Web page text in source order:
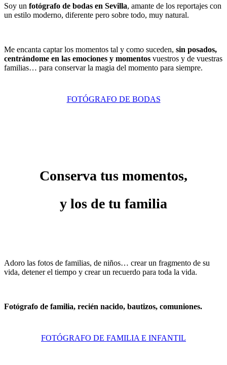
Soy un fotógrafo de bodas en Sevilla, amante de los reportajes con
un estilo moderno, diferente pero sobre todo, muy natural.
Me encanta captar los momentos tal y como suceden, sin posados,
centrándome en las emociones y momentos vuestros y de vuestras
familias… para conservar la magia del momento para siempre.
FOTÓGRAFO DE BODAS
Conserva tus momentos,
y los de tu familia
Adoro las fotos de familias, de niños… crear un fragmento de su
vida, detener el tiempo y crear un recuerdo para toda la vida.
Fotógrafo de familia, recién nacido, bautizos, comuniones.
FOTÓGRAFO DE FAMILIA E INFANTIL